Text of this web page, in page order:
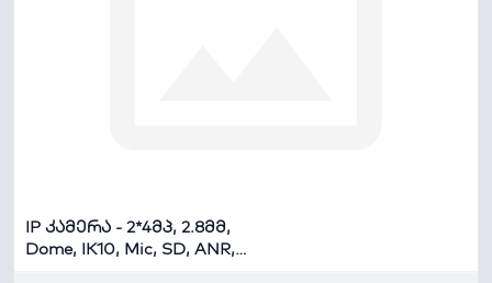
IP კამერა - 2*4მპ, 2.8მმ,
Dome, IK10, Mic, SD, ANR,